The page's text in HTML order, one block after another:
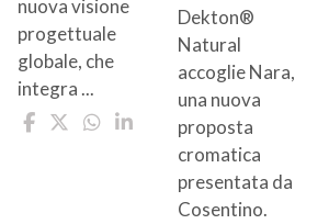
nuova visione
progettuale
globale, che
integra ...
Dekton®
Natural
accoglie Nara,
una nuova
proposta
cromatica
presentata da
Cosentino.